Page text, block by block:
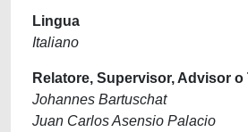
Lingua
Italiano
Relatore, Supervisor, Advisor o
Johannes Bartuschat
Juan Carlos Asensio Palacio